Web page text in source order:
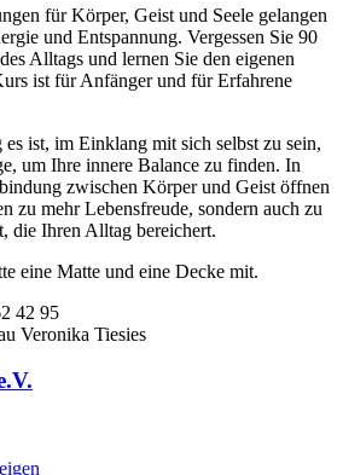
für Körper, Geist und Seele gelangen
und Entspannung. Vergessen Sie 90
Alltags und lernen Sie den eigenen
ist für Anfänger und für Erfahrene
ist, im Einklang mit sich selbst zu sein,
um Ihre innere Balance zu finden. In
zwischen Körper und Geist öffnen
zu mehr Lebensfreude, sondern auch zu
die Ihren Alltag bereichert.
eine Matte und eine Decke mit.
42 95
Veronika Tiesies